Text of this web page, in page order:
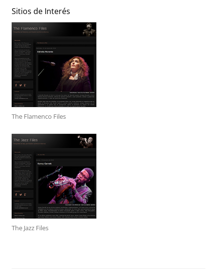
Sitios de Interés
The Flamenco Files
The Jazz Files